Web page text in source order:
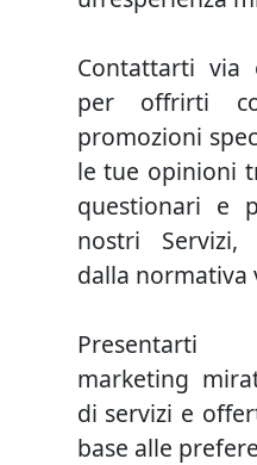
Contattarti via
per offrirti
promozioni
le tue opinioni
questionari e
nostri Servizi,
dalla normativa
Presentarti
marketing
di servizi e
base alle